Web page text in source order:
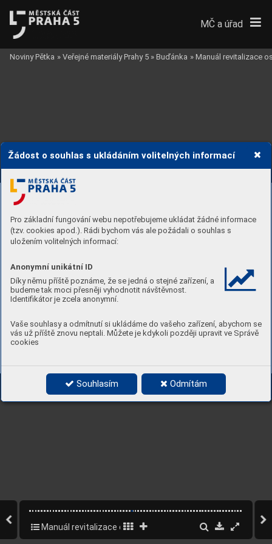
Žádost o souhlas s ukládáním volitelných informací
Pro základní fungování webu nepotřebujeme ukládat žádné informace
(tzv. cookies apod.). Rádi bychom vás ale požádali o souhlas s
uložením volitelných informací:
Anonymní unikátní ID
Díky němu příště poznáme, že se jedná o stejné zařízení, a
budeme tak moci přesněji vyhodnotit návštěvnost.
Identifikátor je zcela anonymní.
Vaše souhlasy a odmítnutí si ukládáme do vašeho zařízení, abychom se
vás už příště znovu neptali. Můžete je kdykoli později upravit ve Správě
cookies
Souhlasím Odmítám
MČ a úřad
Noviny Pětka » Veřejné materiály Prahy 5 » Buďánka » Manuál revitalizace
Manuál revitalizace osady Buďánka – část A rozborová 33